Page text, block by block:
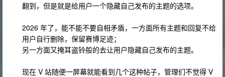
翻到，但是就是给用户一个隐藏自己发布的主题的选项。
2026 年了，能不能不要自相矛盾，一方面所有主题和回复不给
用户自行删除，保留赛博足迹；
另一方面又掩耳盗铃般的去让用户隐藏自己发布的主题。
现在 V 站随便一屏幕就能看到几个这种帖子，管理们不觉得 V